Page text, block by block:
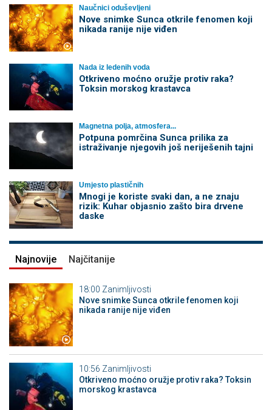
Naučnici oduševljeni
Nove snimke Sunca otkrile fenomen koji
nikada ranije nije viđen
Nada iz ledenih voda
Otkriveno moćno oružje protiv raka?
Toksin morskog krastavca
Magnetna polja, atmosfera...
Potpuna pomrčina Sunca prilika za
istraživanje njegovih još neriješenih tajni
Umjesto plastičnih
Mnogi je koriste svaki dan, a ne znaju
rizik: Kuhar objasnio zašto bira drvene
daske
Najnovije Najčitanije
18:00 Zanimljivosti
Nove snimke Sunca otkrile fenomen koji
nikada ranije nije viđen
10:56 Zanimljivosti
Otkriveno moćno oružje protiv raka? Toksin
morskog krastavca